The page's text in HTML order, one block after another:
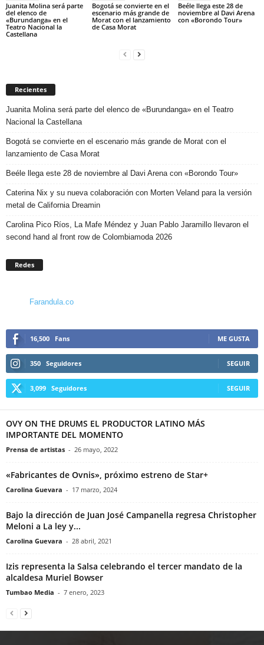
Juanita Molina será parte
del elenco de
«Burundanga» en el
Teatro Nacional la
Castellana
Bogotá se convierte en el
escenario más grande de
Morat con el lanzamiento
de Casa Morat
Beéle llega este 28 de
noviembre al Davi Arena
con «Borondo Tour»
Recientes
Juanita Molina será parte del elenco de «Burundanga» en el Teatro
Nacional la Castellana
Bogotá se convierte en el escenario más grande de Morat con el
lanzamiento de Casa Morat
Beéle llega este 28 de noviembre al Davi Arena con «Borondo Tour»
Caterina Nix y su nueva colaboración con Morten Veland para la versión
metal de California Dreamin
Carolina Pico Ríos, La Mafe Méndez y Juan Pablo Jaramillo llevaron el
second hand al front row de Colombiamoda 2026
Redes
Farandula.co
16,500 Fans ME GUSTA
350 Seguidores SEGUIR
3,099 Seguidores SEGUIR
OVY ON THE DRUMS EL PRODUCTOR LATINO MÁS
IMPORTANTE DEL MOMENTO
Prensa de artistas - 26 mayo, 2022
«Fabricantes de Ovnis», próximo estreno de Star+
Carolina Guevara - 17 marzo, 2024
Bajo la dirección de Juan José Campanella regresa Christopher
Meloni a La ley y...
Carolina Guevara - 28 abril, 2021
Izis representa la Salsa celebrando el tercer mandato de la
alcaldesa Muriel Bowser
Tumbao Media - 7 enero, 2023